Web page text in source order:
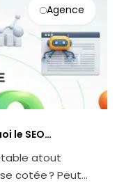
Agence
le SEO
cotées
atout
cotée ? Peut-